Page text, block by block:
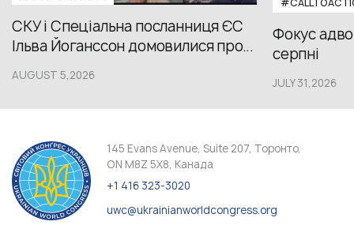
СКУ і Спеціальна посланниця ЄС
Ільва Йоганссон домовилися про...
AUGUST 5,2026
Фокус
серпні
JULY 31,2026
145 Evans Avenue, Suite 207, Торонто,
ON M8Z 5X8, Канада
+1 416 323-3020
uwc@ukrainianworldcongress.org